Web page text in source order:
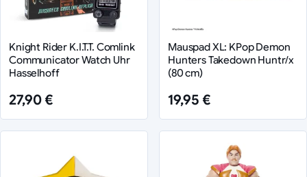
Knight Rider K.I.T.T. Comlink
Communicator Watch Uhr
Hasselhoff
27,90 €
Mauspad XL: KPop Demon
Hunters Takedown Huntr/x
(80 cm)
19,95 €